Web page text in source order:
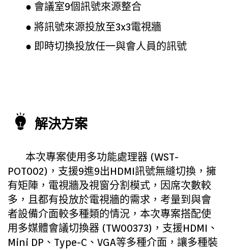
● 會議室9個訊號來源整合
● 將訊號來源投放至3x3電視牆
● 即時切換投放任一與會人員的訊號
解決方案
本次專案使用多功能處理器 (WST-
POT002)，支援9進9出HDMI訊號無縫切換，擁
有矩陣，電視牆及視窗分割模式，因席次數較
多，且都有投放於電視牆的需求，考量到與會
者設備介面較多種類的情況，本次專案搭配使
用多媒體會議切換器 (TW00373)，支援HDMI、
Mini DP、Type-C、VGA等多種介面，讓多種裝